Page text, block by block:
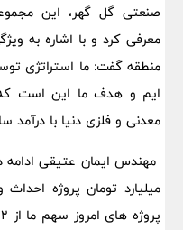
صنعتی گل گهر، این
معرفی کرد و با اشاره به
معدنی و فلزی دنیا با درآمد سالیانه بیش از
میلیارد تومان پروژه